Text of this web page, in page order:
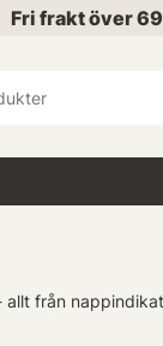
Fri frakt över
från